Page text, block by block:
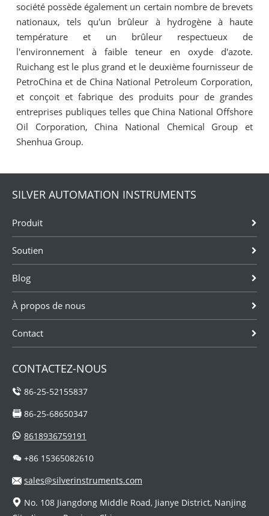
société possède également un certain nombre de brevets
nationaux, tels qu'un brûleur à hydrogène à haute
température et un brûleur respectueux de
l'environnement à faible teneur en oxyde d'azote.
Ruichang est le plus grand et le deuxième fournisseur de
PetroChina et de China National Petroleum Corporation,
et conçoit et fabrique des produits pour de grandes
entreprises publiques telles que China National Offshore
Oil Corporation, China National Chemical Group et
Shenhua Group.
SILVER AUTOMATION INSTRUMENTS
Produit
Soutien
Blog
À propos de nous
Contact
CONTACTEZ-NOUS
86-25-52155837
86-25-68650347
8618936759191
+86 15365082610
sales@silverinstruments.com
No. 108 Jiangdong Middle Road, Jianye District, Nanjing